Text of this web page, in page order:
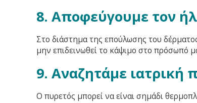
8. Αποφεύγουμε τον
Στο διάστημα της επούλωσης του
μην επιδεινωθεί το κάψιμο στο πρόσωπό
9. Αναζητάμε ιατρική
Ο πυρετός μπορεί να είναι σημάδι